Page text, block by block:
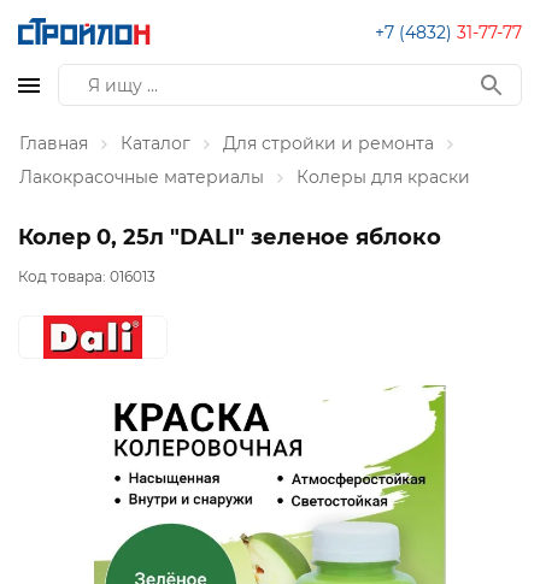
+7 (4832) 31-77-77
Главная Каталог
Для стройки и ремонта
Лакокрасочные материалы
Колеры для краски
Колер 0, 25л "DALI" зеленое яблоко
Код товара: 016013